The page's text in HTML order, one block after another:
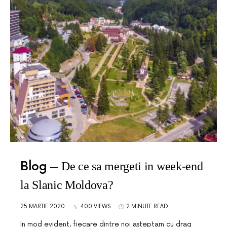
Blog
De ce sa mergeti in week-end
la Slanic Moldova?
25 MARTIE 2020 400 VIEWS 2 MINUTE READ
In mod evident, fiecare dintre noi asteptam cu drag